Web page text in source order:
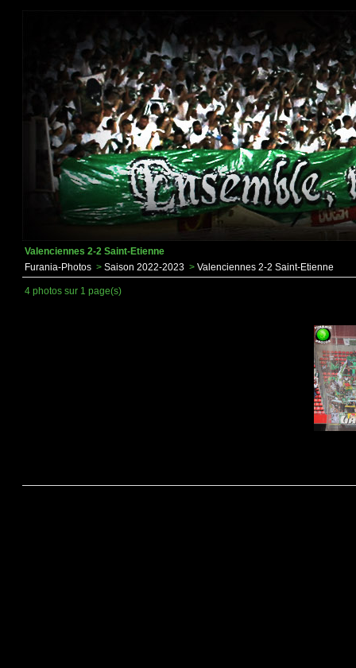
Valenciennes 2-2 Saint-Etienne
Furania-Photos > Saison 2022-2023 > Valenciennes 2-2 Saint-Etienne
4 photos sur 1 page(s)